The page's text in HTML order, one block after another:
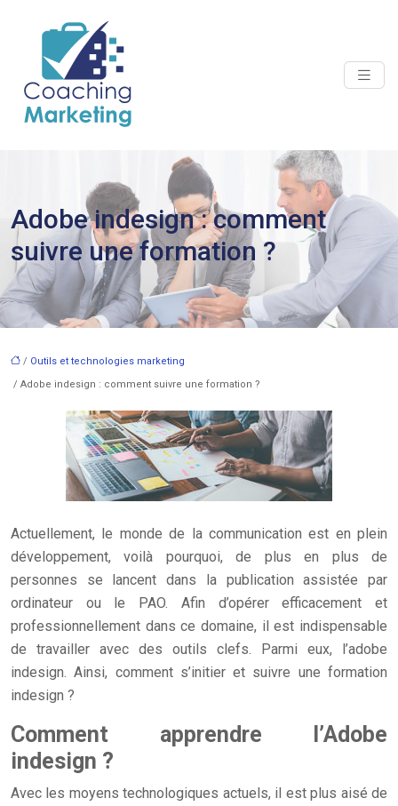
Adobe indesign : comment
suivre une formation ?
/ Outils et technologies marketing
/ Adobe indesign : comment suivre une formation ?
Actuellement, le monde de la communication est en plein
développement, voilà pourquoi, de plus en plus de
personnes se lancent dans la publication assistée par
ordinateur ou le PAO. Afin d’opérer efficacement et
professionnellement dans ce domaine, il est indispensable
de travailler avec des outils clefs. Parmi eux, l’adobe
indesign. Ainsi, comment s’initier et suivre une formation
indesign ?
Comment apprendre l’Adobe
indesign ?
Avec les moyens technologiques actuels, il est plus aisé de